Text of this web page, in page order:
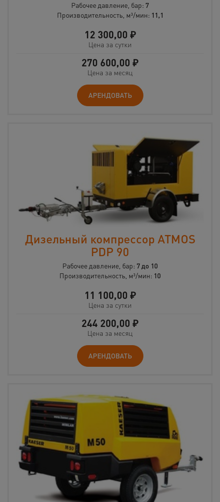
Рабочее давление, бар: 7
Производительность, м³/мин: 11,1
12 300,00 ₽
Цена за сутки
270 600,00 ₽
Цена за месяц
АРЕНДОВАТЬ
Дизельный компрессор ATMOS
PDP 90
Рабочее давление, бар: 7 до 10
Производительность, м³/мин: 10
11 100,00 ₽
Цена за сутки
244 200,00 ₽
Цена за месяц
АРЕНДОВАТЬ